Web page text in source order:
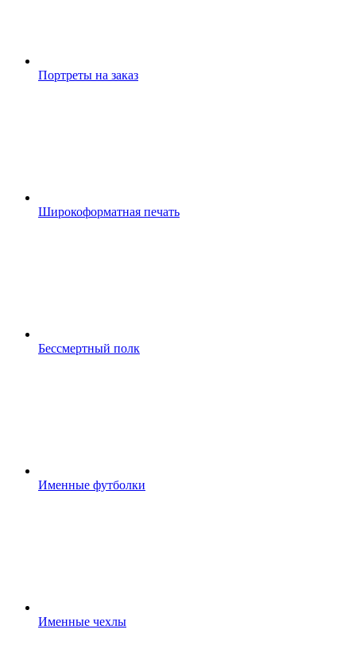
Портреты на заказ
Широкоформатная печать
Бессмертный полк
Именные футболки
Именные чехлы